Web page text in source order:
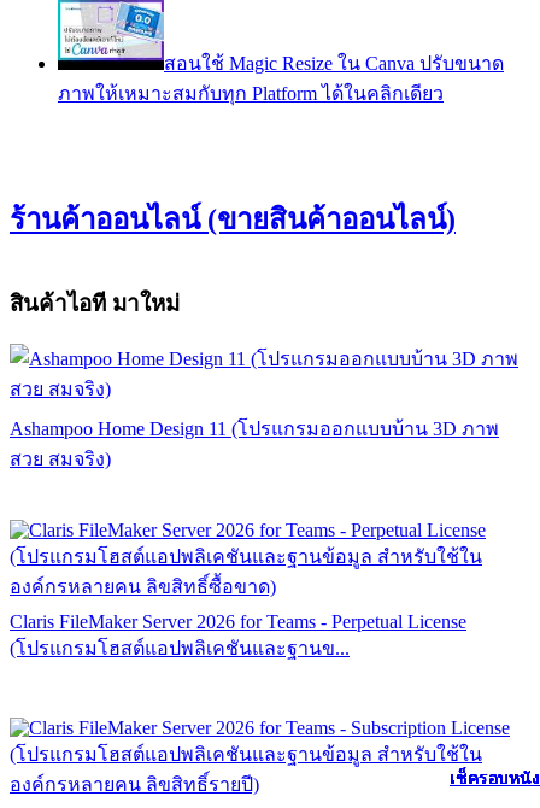
เช็ครอบหนัง
เช็ครอบหนัง
เช็ครอบหนัง
เช็ครอบหนัง
เช็ครอบหนัง
เช็ครอบหนัง
เช็ครอบหนัง
เช็ครอบหนัง
เช็ครอบหนัง
เช็ครอบหนัง
เช็ครอบหนัง
เช็ครอบหนัง
สอนใช้ Magic Resize ใน Canva ปรับขนาด
ภาพให้เหมาะสมกับทุก Platform ได้ในคลิกเดียว
ร้านค้าออนไลน์ (ขายสินค้าออนไลน์)
สินค้าไอที มาใหม่
Ashampoo Home Design 11 (โปรแกรมออกแบบบ้าน 3D ภาพ
สวย สมจริง)
Claris FileMaker Server 2026 for Teams - Perpetual License
(โปรแกรมโฮสต์แอปพลิเคชันและฐานข...